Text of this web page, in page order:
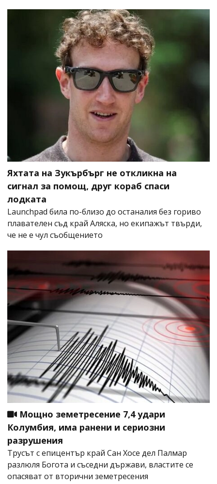
Яхтата на Зукърбърг не откликна на
сигнал за помощ, друг кораб спаси
лодката
Launchpad била по-близо до останалия без гориво
плавателен съд край Аляска, но екипажът твърди,
че не е чул съобщението
Мощно земетресение 7,4 удари
Колумбия, има ранени и сериозни
разрушения
Трусът с епицентър край Сан Хосе дел Палмар
разлюля Богота и съседни държави, властите се
опасяват от вторични земетресения